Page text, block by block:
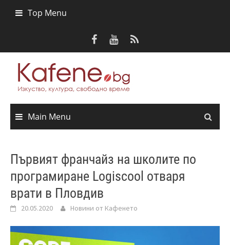
Top Menu
Main Menu
Първият франчайз на школите по
програмиране Logiscool отваря
врати в Пловдив
20.05.2020 Новини от Кафенето